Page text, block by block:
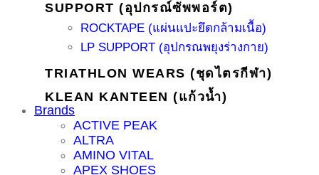
SUPPORT (อุปกรณ์ซัพพอร์ต)
ROCKTAPE (แผ่นแปะยึดกล้ามเนื้อ)
LP SUPPORT (อุปกรณพยุงร่างกาย)
TRIATHLON WEARS (ชุดไตรกีฬา)
KLEAN KANTEEN (แก้วน้ำ)
Brands
ACTIVE PEAK
ALTRA
AMINO VITAL
APEX SHOES